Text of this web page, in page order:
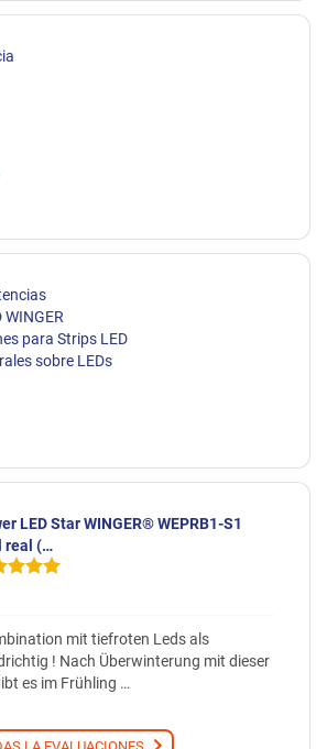
para Strips LED
sobre LEDs
LED Star WINGER® WEPRB1-S1
real (…
mit tiefroten Leds als
! Nach Überwinterung mit dieser
es im Frühling …